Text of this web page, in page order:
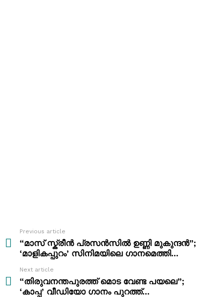
more
Previous article
“മാസ് സ്ക്രീൻ പ്രസൻസിൽ ഉണ്ണി മുകുന്ദൻ”;
‘മാളികപ്പുറം’ സിനിമയിലെ ഗാനമെത്തി…
Next article
“തിരുവനന്തപുരത്ത് മൊട വേണ്ട പയലെ”;
‘കാപ്പ’ വീഡിയോ ഗാനം പുറത്ത്…